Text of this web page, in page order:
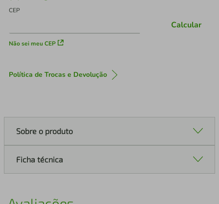
CEP
Não sei meu CEP
Calcular
Política de Trocas e Devolução
Sobre o produto
Ficha técnica